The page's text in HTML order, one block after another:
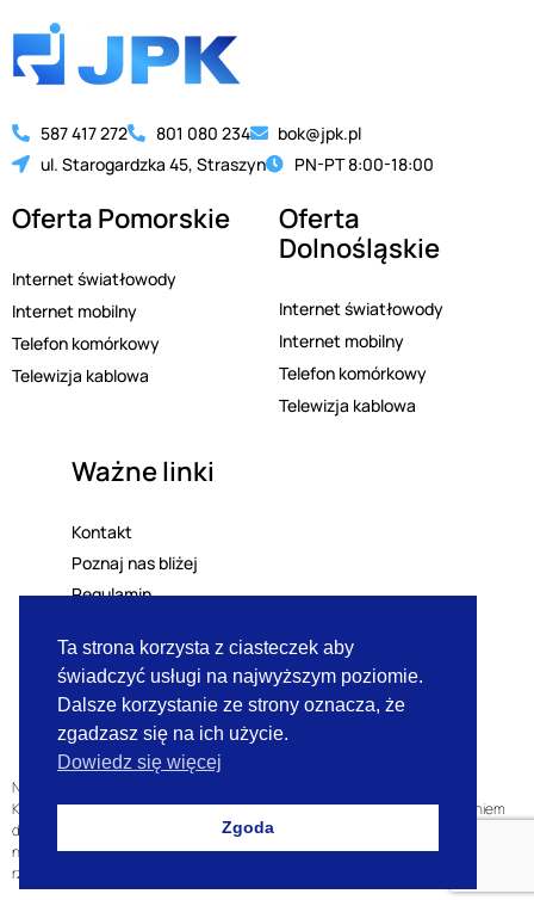
587 417 272 801 080 234
bok@jpk.pl
ul. Starogardzka 45, Straszyn
PN-PT 8:00-18:00
Oferta Pomorskie
Internet światłowody
Internet mobilny
Telefon komórkowy
Telewizja kablowa
Oferta
Dolnośląskie
Internet światłowody
Internet mobilny
Telefon komórkowy
Telewizja kablowa
Ważne linki
Kontakt
Poznaj nas bliżej
Regulamin
Lista mailingowa
RODO
Niniejsza strona internetowa nie stanowi oferty w rozumieniu przepisów
Kodeksu Cywilnego oraz innych właściwych przepisów, lecz jest zaproszeniem
do zawarcia umowy w rozumieniu art. 71 kodeksu Cywilnego. Zawarte w
niniejszej ulotce zdjęcia mają charakter poglądowy i mogą się różnić od
rzeczywistych produktów.
Ta strona korzysta z ciasteczek aby
świadczyć usługi na najwyższym poziomie.
Dalsze korzystanie ze strony oznacza, że
zgadzasz się na ich użycie.
Dowiedz się więcej
Zgoda